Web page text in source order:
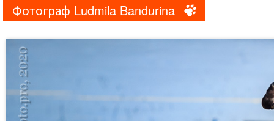
Фотограф Ludmila Bandurina